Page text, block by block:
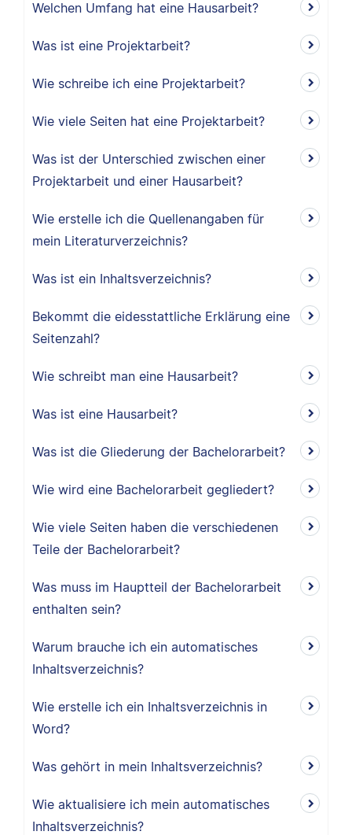
Welchen Umfang hat eine Hausarbeit?
Was ist eine Projektarbeit?
Wie schreibe ich eine Projektarbeit?
Wie viele Seiten hat eine Projektarbeit?
Was ist der Unterschied zwischen einer
Projektarbeit und einer Hausarbeit?
Wie erstelle ich die Quellenangaben für
mein Literaturverzeichnis?
Was ist ein Inhaltsverzeichnis?
Bekommt die eidesstattliche Erklärung eine
Seitenzahl?
Wie schreibt man eine Hausarbeit?
Was ist eine Hausarbeit?
Was ist die Gliederung der Bachelorarbeit?
Wie wird eine Bachelorarbeit gegliedert?
Wie viele Seiten haben die verschiedenen
Teile der Bachelorarbeit?
Was muss im Hauptteil der Bachelorarbeit
enthalten sein?
Warum brauche ich ein automatisches
Inhaltsverzeichnis?
Wie erstelle ich ein Inhaltsverzeichnis in
Word?
Was gehört in mein Inhaltsverzeichnis?
Wie aktualisiere ich mein automatisches
Inhaltsverzeichnis?